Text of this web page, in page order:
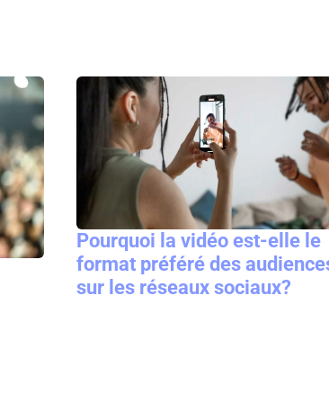
Pourquoi la vidéo est-elle le
format préféré des
sur les réseaux sociaux?